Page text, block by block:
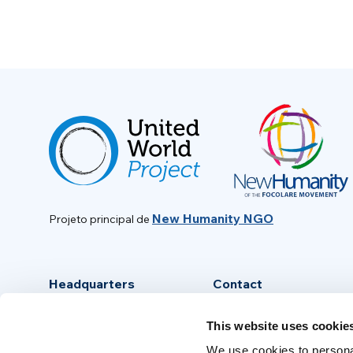
This website uses
Projeto principal de New Humanity NGO
Headquarters Contact
+39 06 94 31 56 35